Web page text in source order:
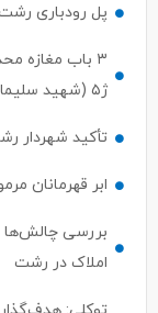
پل رودباری
۳ باب مغازه
ژ۵ (شهید سلیمانی) به زودی افتتاح می‌شود
تأکید شهردار
ابر قهرمانان
بررسی چالش‌ها
املاک در رشت